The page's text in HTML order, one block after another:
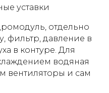
уставки
отдельно
фильтр, давление в
в контуре. Для
водяная
вентиляторы и сам